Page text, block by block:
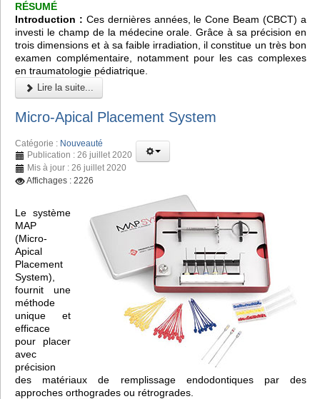
RÉSUMÉ
Introduction : Ces dernières années, leCone Beam (CBCT)a
investi le champ de la médecine orale. Grâce à sa précision en
trois dimensions et à sa faible irradiation, il constitue un très bon
examen complémentaire, notamment pour les cas complexes
en traumatologie pédiatrique.
Lire la suite...
Micro-Apical Placement System
Catégorie : Nouveauté
Publication : 26 juillet 2020
Mis à jour : 26 juillet 2020
Affichages : 2226
Le système
MAP
(Micro-
Apical
Placement
System),
fournit une
méthode
unique et
efficace
pour placer
avec
précision
des matériaux de remplissage endodontiques par des
approches orthogrades ou rétrogrades.